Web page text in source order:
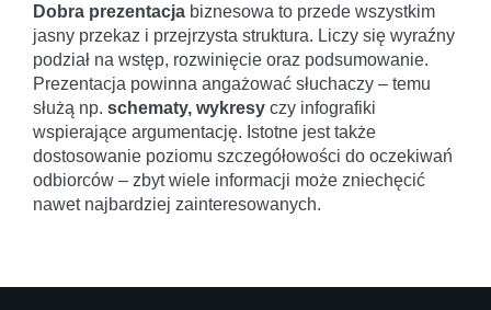
Dobra prezentacja biznesowa to przede wszystkim
jasny przekaz i przejrzysta struktura. Liczy się wyraźny
podział na wstęp, rozwinięcie oraz podsumowanie.
Prezentacja powinna angażować słuchaczy – temu
służą np. schematy, wykresy czy infografiki
wspierające argumentację. Istotne jest także
dostosowanie poziomu szczegółowości do oczekiwań
odbiorców – zbyt wiele informacji może zniechęcić
nawet najbardziej zainteresowanych.